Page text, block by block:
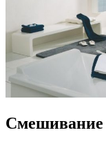
Смешивание